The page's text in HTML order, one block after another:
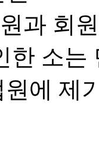
과 회
한 소
에 제